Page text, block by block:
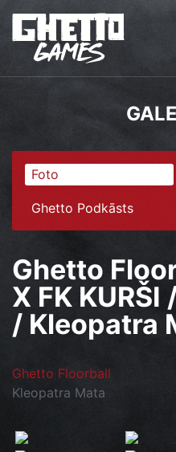
Foto
Ghetto Podkāsts
Ghetto
X FK
/ Kleopatra
Ghetto Floorball
Kleopatra Mata